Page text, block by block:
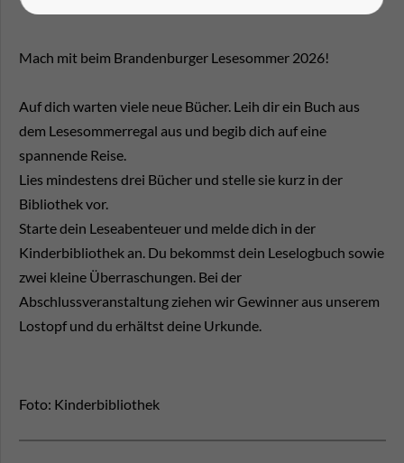
Mach mit beim Brandenburger Lesesommer 2026!
Auf dich warten viele neue Bücher. Leih dir ein Buch aus
dem Lesesommerregal aus und begib dich auf eine
spannende Reise.
Lies mindestens drei Bücher und stelle sie kurz in der
Bibliothek vor.
Starte dein Leseabenteuer und melde dich in der
Kinderbibliothek an. Du bekommst dein Leselogbuch sowie
zwei kleine Überraschungen. Bei der
Abschlussveranstaltung ziehen wir Gewinner aus unserem
Lostopf und du erhältst deine Urkunde.
Foto: Kinderbibliothek